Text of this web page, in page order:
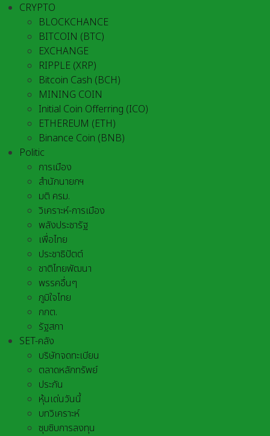
CRYPTO
BLOCKCHANCE
BITCOIN (BTC)
EXCHANGE
RIPPLE (XRP)
Bitcoin Cash (BCH)
MINING COIN
Initial Coin Offerring (ICO)
ETHEREUM (ETH)
Binance Coin (BNB)
Politic
การเมือง
สำนักนายกฯ
มติ ครม.
วิเคราะห์-การเมือง
พลังประชารัฐ
เพื่อไทย
ประชาธิปัตต์
ชาติไทยพัฒนา
พรรคอื่นๆ
ภูมิใจไทย
กกต.
รัฐสภา
SET-คลัง
บริษัทจดทะเบียน
ตลาดหลักทรัพย์
ประกัน
หุ้นเด่นวันนี้
บทวิเคราะห์
ซุบซิบการลงทุน